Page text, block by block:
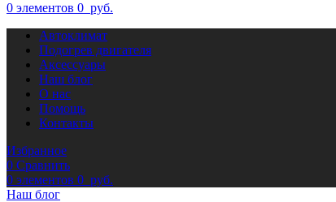
0 элементов 0 руб.
Автоклимат
Подогрев двигателя
Аксессуары
Наш блог
О нас
Помощь
Контакты
Избранное
0 Сравнить
0 элементов 0 руб.
Наш блог